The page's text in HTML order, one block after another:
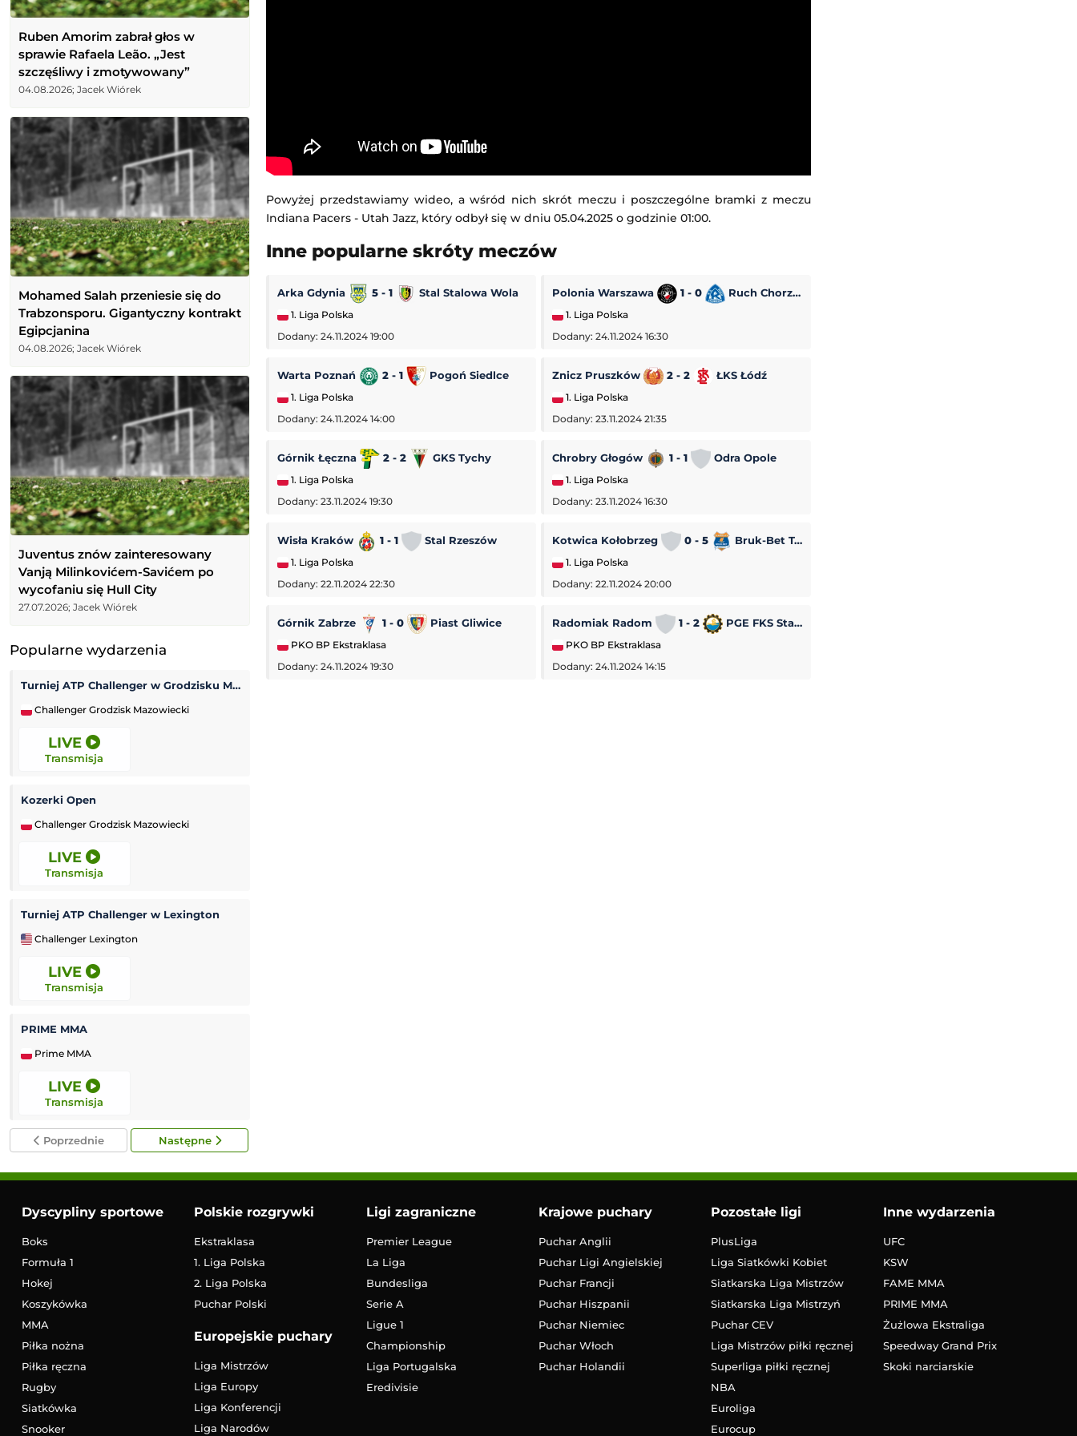
Ruben Amorim zabrał głos w
sprawie Rafaela Leão. „Jest
szczęśliwy i zmotywowany”
04.08.2026; Jacek Wiórek
Mohamed Salah przeniesie się do
Trabzonsporu. Gigantyczny kontrakt
Egipcjanina
04.08.2026; Jacek Wiórek
Juventus znów zainteresowany
Vanją Milinkovićem-Savićem po
wycofaniu się Hull City
27.07.2026; Jacek Wiórek
Popularne wydarzenia
Turniej ATP Challenger w Grodzisku Mazowieckim
Challenger Grodzisk Mazowiecki
LIVE
Transmisja
Kozerki Open
Challenger Grodzisk Mazowiecki
LIVE
Transmisja
Turniej ATP Challenger w Lexington
Challenger Lexington
LIVE
Transmisja
PRIME MMA
Prime MMA
LIVE
Transmisja
Poprzednie Następne
Powyżej przedstawiamy wideo, a wśród nich skrót meczu i poszczególne bramki z meczu
Indiana Pacers - Utah Jazz, który odbył się w dniu 05.04.2025 o godzinie 01:00.
Inne popularne skróty meczów
Arka Gdynia 5 - 1 Stal Stalowa Wola
1. Liga Polska
Dodany: 24.11.2024 19:00
Polonia Warszawa 1 - 0 Ruch Chorzów
1. Liga Polska
Dodany: 24.11.2024 16:30
Warta Poznań 2 - 1 Pogoń Siedlce
1. Liga Polska
Dodany: 24.11.2024 14:00
Znicz Pruszków 2 - 2 ŁKS Łódź
1. Liga Polska
Dodany: 23.11.2024 21:35
Górnik Łęczna 2 - 2 GKS Tychy
1. Liga Polska
Dodany: 23.11.2024 19:30
Chrobry Głogów 1 - 1 Odra Opole
1. Liga Polska
Dodany: 23.11.2024 16:30
Wisła Kraków 1 - 1 Stal Rzeszów
1. Liga Polska
Dodany: 22.11.2024 22:30
Kotwica Kołobrzeg 0 - 5 Bruk-Bet Termalica Nieciecza
1. Liga Polska
Dodany: 22.11.2024 20:00
Górnik Zabrze 1 - 0 Piast Gliwice
PKO BP Ekstraklasa
Dodany: 24.11.2024 19:30
Radomiak Radom 1 - 2 PGE FKS Stal Mielec
PKO BP Ekstraklasa
Dodany: 24.11.2024 14:15
Dyscypliny sportowe
Boks
Formuła 1
Hokej
Koszykówka
MMA
Piłka nożna
Piłka ręczna
Rugby
Siatkówka
Snooker
Polskie rozgrywki
Ekstraklasa
1. Liga Polska
2. Liga Polska
Puchar Polski
Europejskie puchary
Liga Mistrzów
Liga Europy
Liga Konferencji
Liga Narodów
Ligi zagraniczne
Premier League
La Liga
Bundesliga
Serie A
Ligue 1
Championship
Liga Portugalska
Eredivisie
Krajowe puchary
Puchar Anglii
Puchar Ligi Angielskiej
Puchar Francji
Puchar Hiszpanii
Puchar Niemiec
Puchar Włoch
Puchar Holandii
Pozostałe ligi
PlusLiga
Liga Siatkówki Kobiet
Siatkarska Liga Mistrzów
Siatkarska Liga Mistrzyń
Puchar CEV
Liga Mistrzów piłki ręcznej
Superliga piłki ręcznej
NBA
Euroliga
Eurocup
Inne wydarzenia
UFC
KSW
FAME MMA
PRIME MMA
Żużlowa Ekstraliga
Speedway Grand Prix
Skoki narciarskie